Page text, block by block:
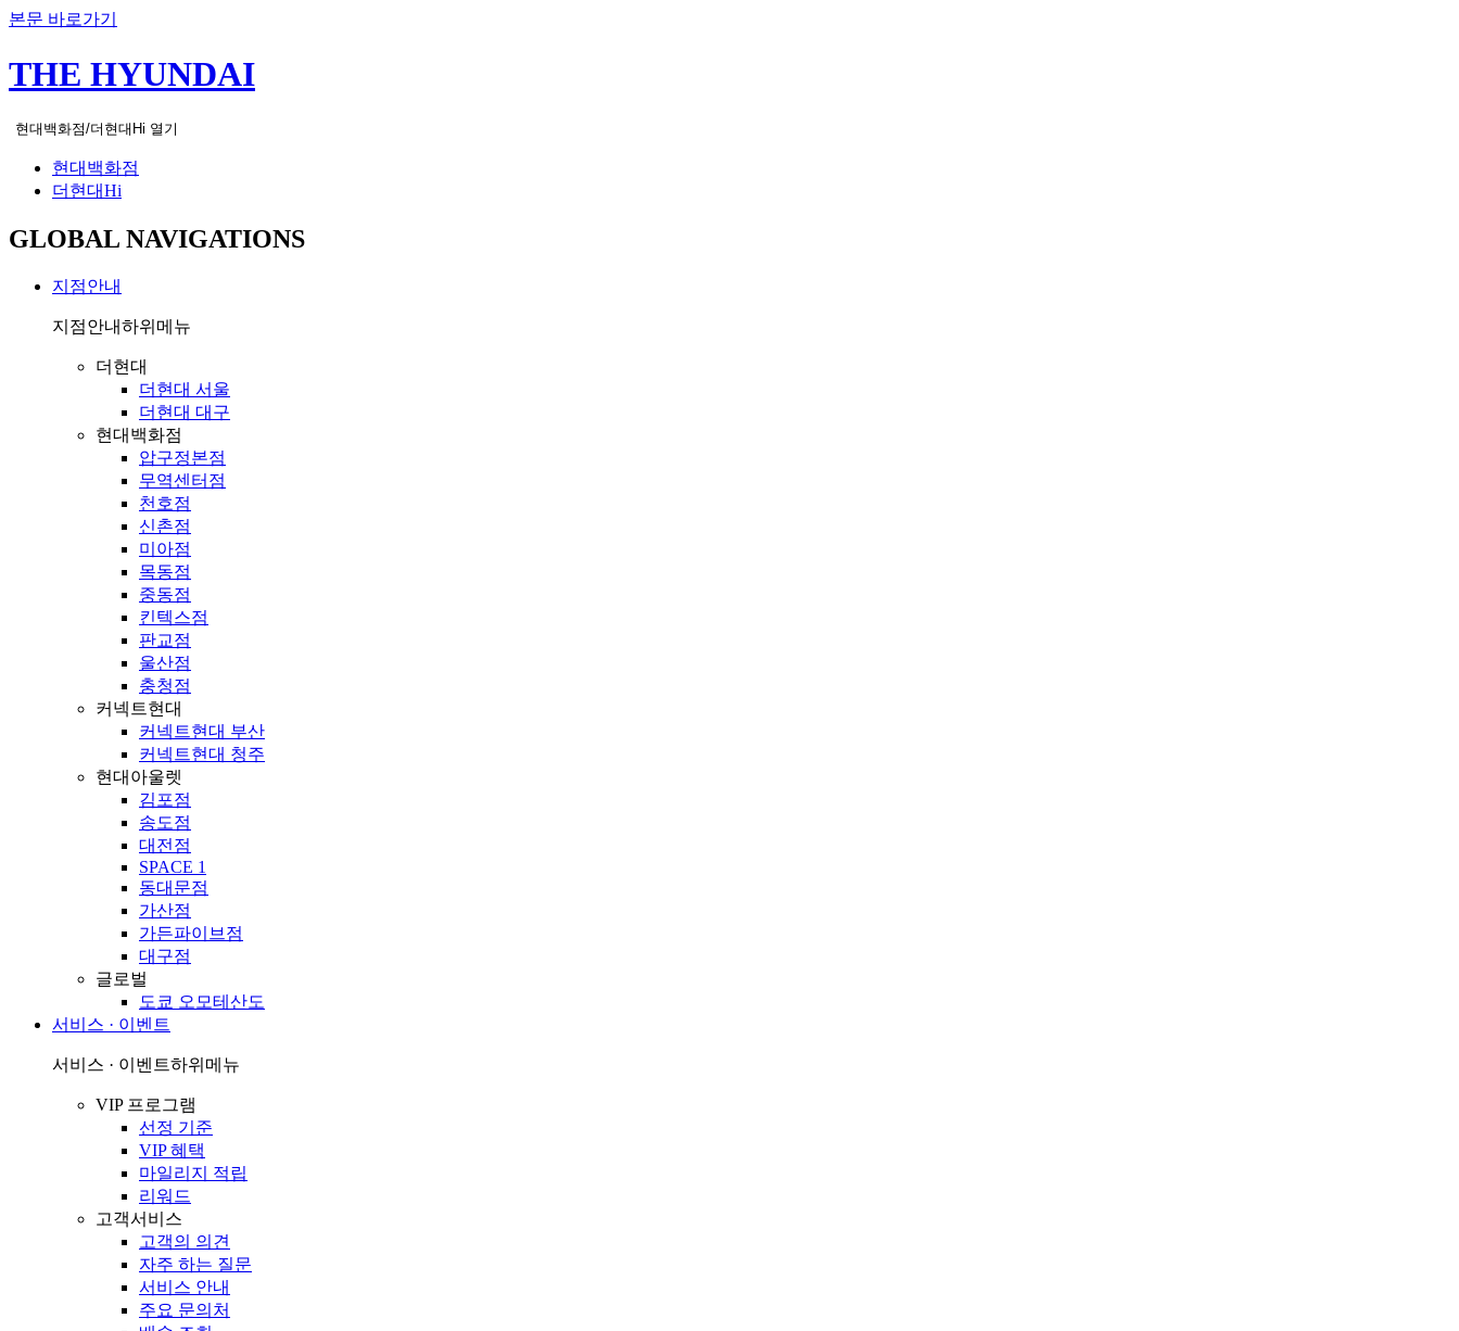
본문 바로가기
THE HYUNDAI
현대백화점/더현대Hi 열기
현대백화점
더현대Hi
GLOBAL NAVIGATIONS
지점안내
지점안내하위메뉴
더현대
더현대 서울
더현대 대구
현대백화점
압구정본점
무역센터점
천호점
신촌점
미아점
목동점
중동점
킨텍스점
판교점
울산점
충청점
커넥트현대
커넥트현대 부산
커넥트현대 청주
현대아울렛
김포점
송도점
대전점
SPACE 1
동대문점
가산점
가든파이브점
대구점
글로벌
도쿄 오모테산도
서비스 · 이벤트
서비스 · 이벤트하위메뉴
VIP 프로그램
선정 기준
VIP 혜택
마일리지 적립
리워드
고객서비스
고객의 의견
자주 하는 질문
서비스 안내
주요 문의처